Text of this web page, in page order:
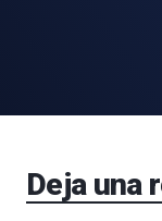
Deja una